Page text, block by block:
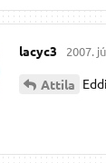
lacyc3 2007.
Attila